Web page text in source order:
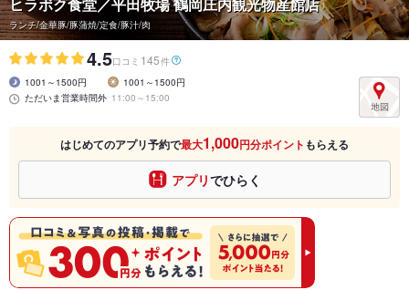
ランチ/金華豚/豚蒲焼/定食/豚汁/肉
4.5口コミ 145件
1001～1500円
1001～1500円
ただいま営業時間外 11:00～15:00
はじめてのアプリ予約で最大1,000円分ポイント もらえる
アプリでひらく